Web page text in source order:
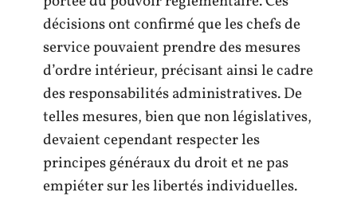
décisions ont confirmé que les chefs de
service pouvaient prendre des mesures
d’ordre intérieur, précisant ainsi le cadre
des responsabilités administratives. De
telles mesures, bien que non législatives,
devaient cependant respecter les
principes généraux du droit et ne pas
empiéter sur les libertés individuelles.